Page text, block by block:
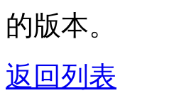
的版本。
返回列表